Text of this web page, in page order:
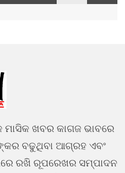
ଖବର କାଗଜ ଭାବରେ
ବଢୁଥିବା ଆଗ୍ରହ ଏବଂ
ରଖି ରୂପରେଖର ସମ୍ପାଦନ